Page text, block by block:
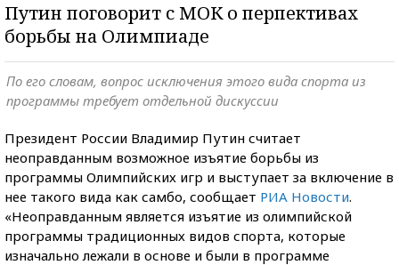
Путин поговорит с МОК о перпективах
борьбы на Олимпиаде
По его словам, вопрос исключения этого вида спорта из
программы требует отдельной дискуссии
Президент России Владимир Путин считает
неоправданным возможное изъятие борьбы из
программы Олимпийских игр и выступает за включение в
нее такого вида как самбо, сообщает РИА Новости.
«Неоправданным является изъятие из олимпийской
программы традиционных видов спорта, которые
изначально лежали в основе и были в программе